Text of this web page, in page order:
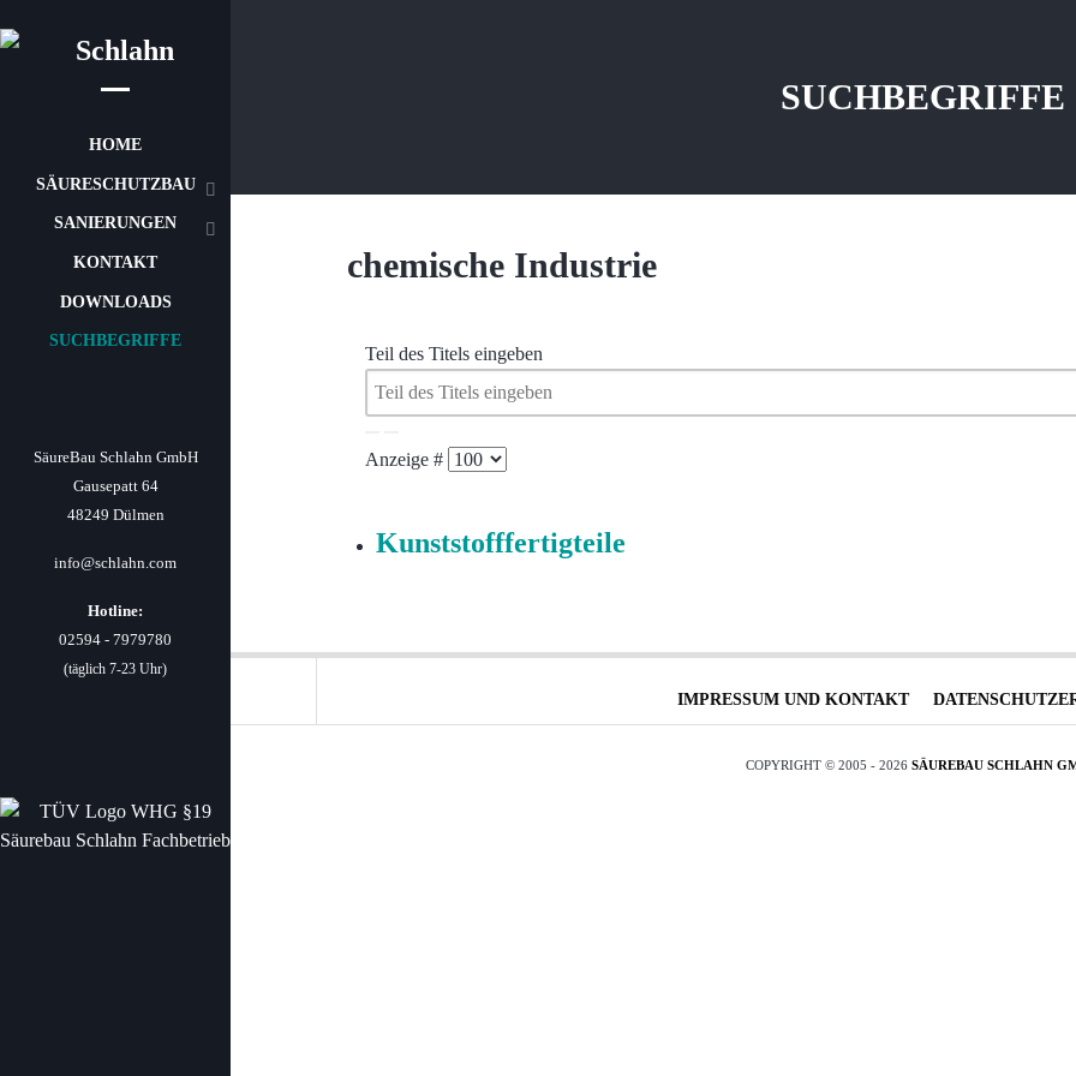
SUCHBEGRIFFE
chemische Industrie
Teil des Titels eingeben
Anzeige #
Kunststofffertigteile
IMPRESSUM UND KONTAKT
COPYRIGHT © 2005 - 2026 SÄUREBAU SCHLAHN
HOME
SÄURESCHUTZBAU
SANIERUNGEN
KONTAKT
DOWNLOADS
SUCHBEGRIFFE
SäureBau Schlahn GmbH
Gausepatt 64
48249 Dülmen
info@schlahn.com
Hotline:
02594 - 7979780
(täglich 7-23 Uhr)